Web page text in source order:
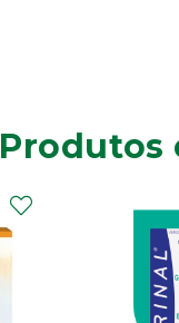
Produtos